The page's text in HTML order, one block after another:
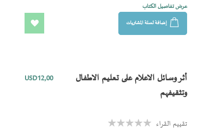
عرض تفاصيل الكتاب
إضافة لسلة المشتريات
أثر وسائل الاعلام على تعليم الاطفال
وتثقيفهم
USD12٫00
Rating: تقييم القراء